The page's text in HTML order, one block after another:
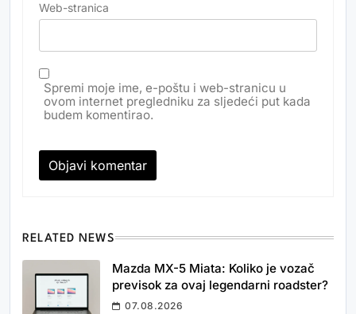
Web-stranica
Spremi moje ime, e-poštu i web-stranicu u
ovom internet pregledniku za sljedeći put kada
budem komentirao.
RELATED NEWS
Mazda MX-5 Miata: Koliko je vozač
previsok za ovaj legendarni roadster?
07.08.2026